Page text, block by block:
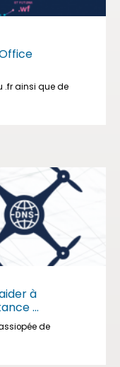
.fr ainsi que de
à
...
de